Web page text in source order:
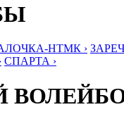
НТМК ›
СПАРТА ›